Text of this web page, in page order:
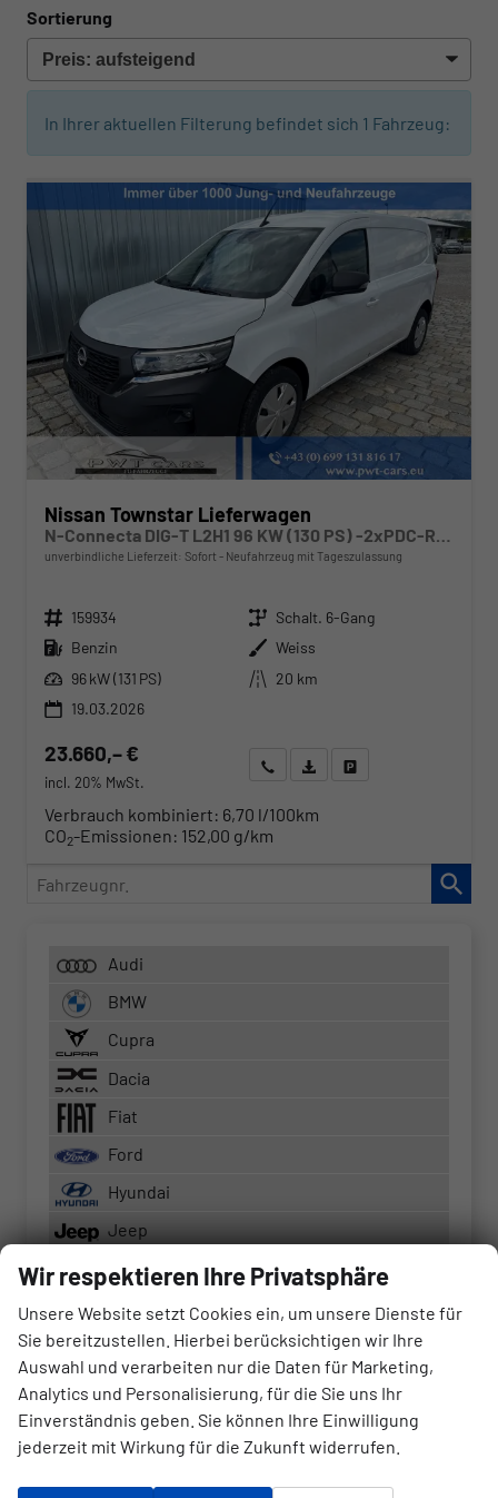
Sortierung
In Ihrer aktuellen Filterung befindet sich 1 Fahrzeug:
Nissan Townstar Lieferwagen
N-Connecta DIG-T L2H1 96 KW (130 PS) -2xPDC-Rückfahrkamera-Klima-Hecktüren-Sofort
unverbindliche Lieferzeit: Sofort Neufahrzeug mit Tageszulassung
Fahrzeugnr. 159934 Getriebe Schalt. 6-Gang
Kraftstoff Benzin Außenfarbe Weiss
Leistung 96 kW (131 PS) Kilometerstand
20 km
19.03.2026
23.660,– €
incl. 20% MwSt.
Wir rufen Sie anAngebot drucken (PDF)
Verbrauch kombiniert: 6,70 l/100km
CO2-Emissionen: 152,00 g/km
Fahrzeugnr.
Audi
BMW
Cupra
Dacia
Fiat
Ford
Hyundai
Jeep
Kia
Mercedes-Benz
Nissan
Opel
Peugeot
Wir respektieren Ihre Privatsphäre
Unsere Website setzt Cookies ein, um unsere Dienste für
Sie bereitzustellen. Hierbei berücksichtigen wir Ihre
Auswahl und verarbeiten nur die Daten für Marketing,
Analytics und Personalisierung, für die Sie uns Ihr
Einverständnis geben. Sie können Ihre Einwilligung
jederzeit mit Wirkung für die Zukunft widerrufen.